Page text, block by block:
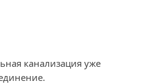
канализация уже